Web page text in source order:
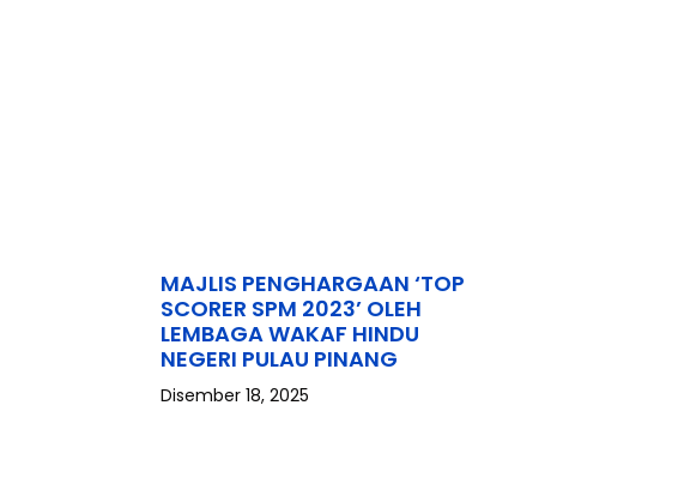
MAJLIS PENGHARGAAN ‘TOP
SCORER SPM 2023’ OLEH
LEMBAGA WAKAF HINDU
NEGERI PULAU PINANG
Disember 18, 2025